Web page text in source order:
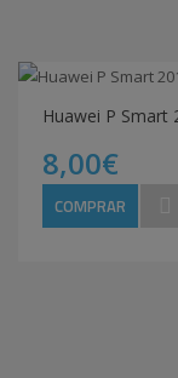
8,00€
COMPRAR